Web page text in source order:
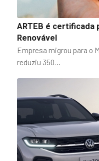
ARTEB é certificada
Renovável
Empresa migrou para o
reduziu 350…